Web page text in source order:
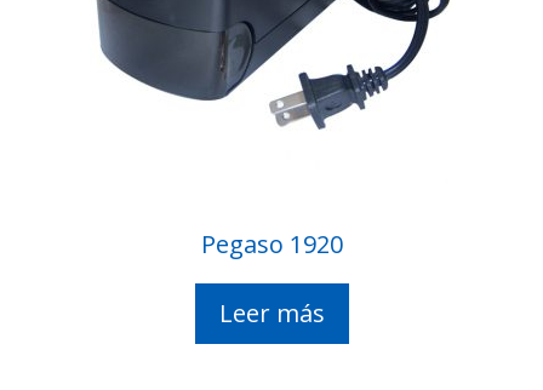
Pegaso 1920
Leer más